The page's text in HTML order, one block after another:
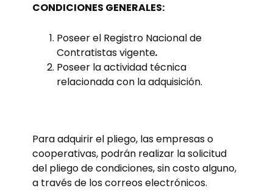
CONDICIONES GENERALES:
Poseer el Registro Nacional de
Contratistas vigente.
Poseer la actividad técnica
relacionada con la adquisición.
Para adquirir el pliego, las empresas o
cooperativas, podrán realizar la solicitud
del pliego de condiciones, sin costo alguno,
a través de los correos electrónicos.